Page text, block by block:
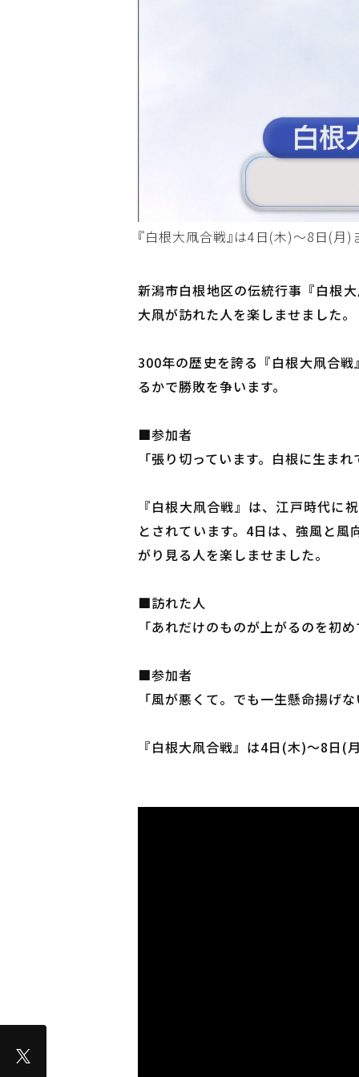
『白根大凧合戦』は4日(木)～8日(月)
新潟市白根地区の伝統行事『白根
大凧が訪れた人を楽しませました。
300年の歴史を誇る『白根大凧合
るかで勝敗を争います。
■参加者
「張り切っています。白根に生ま
『白根大凧合戦』は、江戸時代に
とされています。4日は、強風と
がり見る人を楽しませました。
■訪れた人
「あれだけのものが上がるのを初
■参加者
「風が悪くて。でも一生懸命揚げ
『白根大凧合戦』は4日(木)～8日(